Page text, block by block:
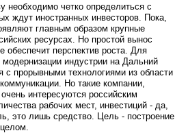
необходимо четко определиться с
ждут иностранных инвесторов. Пока,
главным образом крупные
ресурсах. Но простой вынос
обеспечит перспектив роста. Для
индустрии на Дальний
с прорывными технологиями из области
Но такие компании,
интересуются российским
рабочих мест, инвестиций - да,
это лишь средство. Цель - построение